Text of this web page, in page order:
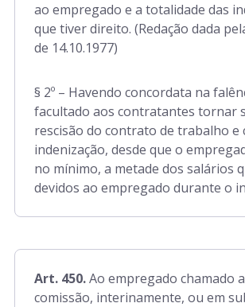
ao empregado e a totalidade das
que tiver direito. (Redação dada
de 14.10.1977)
§ 2º – Havendo concordata na
facultado aos contratantes tornar
rescisão do contrato de trabalho e
indenização, desde que o
no mínimo, a metade dos salários
devidos ao empregado durante o
Art. 450.Ao empregado chamado
comissão, interinamente, ou em